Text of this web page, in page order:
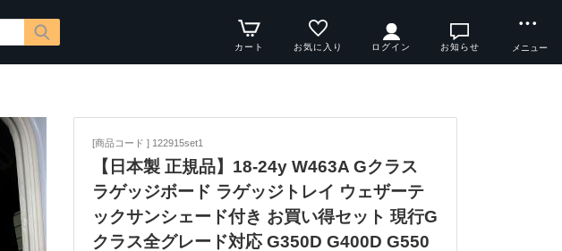
カート お気に入り ログイン お知らせ メニュー
[商品コード ] 122915set1
【日本製 正規品】18-24y W463A Gクラス
ラゲッジボード ラゲッジトレイ ウェザーテ
ックサンシェード付き お買い得セット 現行G
クラス全グレード対応 G350D G400D G550